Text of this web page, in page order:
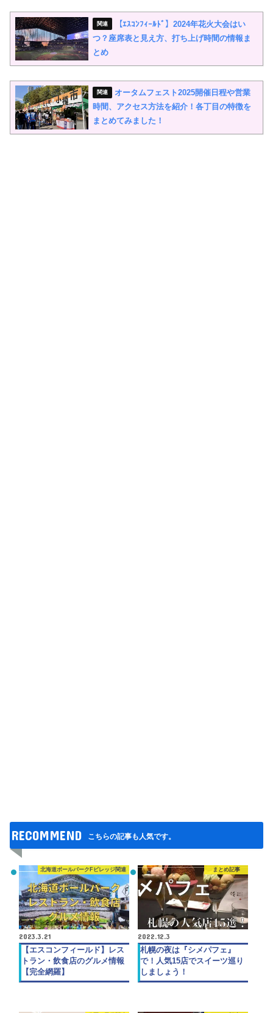
【ｴｽｺﾝﾌｨｰﾙﾄﾞ】2024年花火大会はい
つ？座席表と見え方、打ち上げ時間の情報ま
とめ
オータムフェスト2025開催日程や営業
時間、アクセス方法を紹介！各丁目の特徴を
まとめてみました！
RECOMMEND こちらの記事も人気です。
北海道ボールパークFビレッジ関連
2023.3.21
【エスコンフィールド】レス
トラン・飲食店のグルメ情報
【完全網羅】
まとめ記事
2022.12.3
札幌の夜は『シメパフェ』
で！人気15店でスイーツ巡り
しましょう！